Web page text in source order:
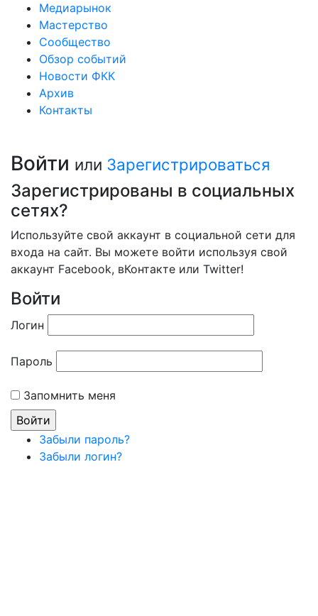
Медиарынок
Мастерство
Сообщество
Обзор событий
Новости ФКК
Архив
Контакты
Войти или Зарегистрироваться
Зарегистрированы в социальных
сетях?
Используйте свой аккаунт в социальной сети для
входа на сайт. Вы можете войти используя свой
аккаунт Facebook, вКонтакте или Twitter!
Войти
Логин
Пароль
Запомнить меня
Забыли пароль?
Забыли логин?